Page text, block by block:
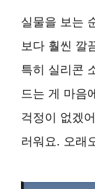
실물을 보는
보다 훨씬 깔
특히 실리콘
드는 게 마음
걱정이 없겠
러워요. 오래